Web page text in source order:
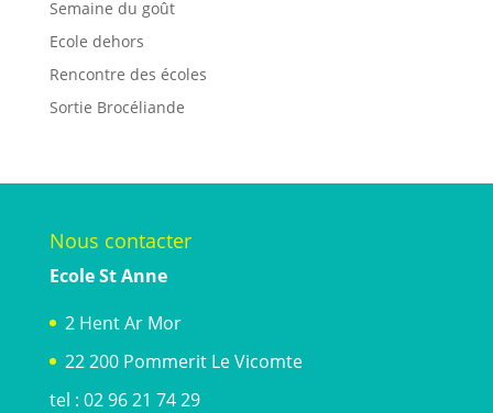
Semaine du goût
Ecole dehors
Rencontre des écoles
Sortie Brocéliande
Nous contacter
Ecole St Anne
2 Hent Ar Mor
22 200 Pommerit Le Vicomte
tel : 02 96 21 74 29